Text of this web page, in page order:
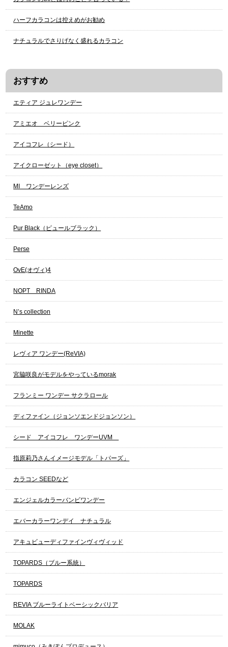
ハーフカラコンは控えめがお勧め
ナチュラルでさりげなく盛れるカラコン
おすすめ
エティア ジュレワンデー
アミエオ ベリーピンク
アイコフレ（シード）
アイクローゼット（eye closet）
МI ワンデーレンズ
TeAmo
Pur Black（ピュールブラック）
Perse
OvE(オヴィ)4
NOPT RINDA
N’s collection
Minette
レヴィア ワンデー(ReVIA)
宮脇咲良がモデルをやっているmorak
フランミー ワンデー サクラロール
ディファイン（ジョンソエンドジョンソン）
シード アイコフレ ワンデーUVM
指原莉乃さんイメージモデル「トパーズ」
カラコン SEEDなど
エンジェルカラーバンビワンデー
エバーカラーワンデイ ナチュラル
アキュビューディファインヴィヴィッド
TOPARDS（ブルー系統）
TOPARDS
REVIA ブルーライトベーシックバリア
MOLAK